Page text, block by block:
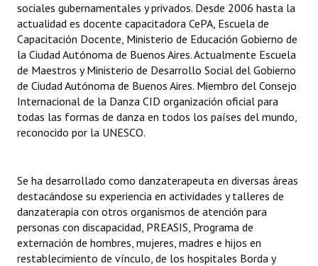
sociales gubernamentales y privados. Desde 2006 hasta la
actualidad es docente capacitadora CePA, Escuela de
Capacitación Docente, Ministerio de Educación Gobierno de
la Ciudad Autónoma de Buenos Aires. Actualmente Escuela
de Maestros y Ministerio de Desarrollo Social del Gobierno
de Ciudad Autónoma de Buenos Aires. Miembro del Consejo
Internacional de la Danza CID organización oficial para
todas las formas de danza en todos los países del mundo,
reconocido por la UNESCO.
Se ha desarrollado como danzaterapeuta en diversas áreas
destacándose su experiencia en actividades y talleres de
danzaterapia con otros organismos de atención para
personas con discapacidad, PREASIS, Programa de
externación de hombres, mujeres, madres e hijos en
restablecimiento de vínculo, de los hospitales Borda y